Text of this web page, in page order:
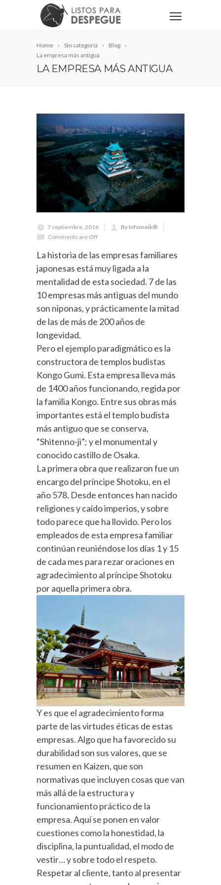
Home Sin categoría
Blog
La empresa más antigua
LA EMPRESA MÁS ANTIGUA
7 septiembre, 2016
By Infomeik®
Comments are Off
La historia de las empresas familiares
japonesas está muy ligada a la
mentalidad de esta sociedad. 7 de las
10 empresas más antiguas del mundo
son niponas, y prácticamente la mitad
de las de más de 200 años de
longevidad.
Pero el ejemplo paradigmático es la
constructora de templos budistas
Kongo Gumi. Esta empresa lleva más
de 1400 años funcionando, regida por
la familia Kongo. Entre sus obras más
importantes está el templo budista
más antiguo que se conserva,
“Shitenno-ji”; y el monumental y
conocido castillo de Osaka.
La primera obra que realizaron fue un
encargo del príncipe Shotoku, en el
año 578. Desde entonces han nacido
religiones y caído imperios, y sobre
todo parece que ha llovido. Pero los
empleados de esta empresa familiar
continúan reuniéndose los días 1 y 15
de cada mes para rezar oraciones en
agradecimiento al príncipe Shotoku
por aquella primera obra.
Y es que el agradecimiento forma
parte de las virtudes éticas de estas
empresas. Algo que ha favorecido su
durabilidad son sus valores, que se
resumen en Kaizen, que son
normativas que incluyen cosas que van
más allá de la estructura y
funcionamiento práctico de la
empresa. Aquí se ponen en valor
cuestiones como la honestidad, la
disciplina, la puntualidad, el modo de
vestir… y sobre todo el respeto.
Respetar al cliente, tanto al presentar